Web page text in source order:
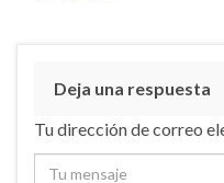
Deja una respuesta
Tu dirección de correo